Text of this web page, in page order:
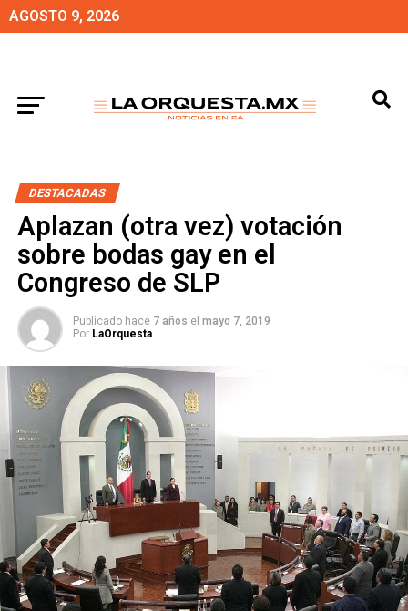
AGOSTO 9, 2026
DESTACADAS
Aplazan (otra vez) votación
sobre bodas gay en el
Congreso de SLP
Publicado hace 7 años el mayo 7, 2019
Por LaOrquesta